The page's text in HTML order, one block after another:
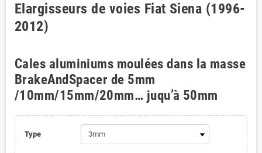
Elargisseurs de voies Fiat Siena (1996-
2012)
Cales aluminiums moulées dans la masse
BrakeAndSpacer de 5mm
/10mm/15mm/20mm… juqu’à 50mm
Type